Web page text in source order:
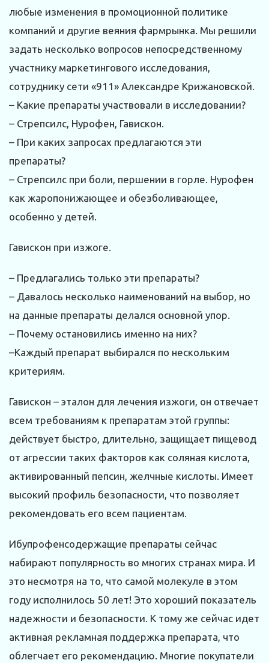
любые изменения в промоционной политике
компаний и другие веяния фармрынка. Мы решили
задать несколько вопросов непосредственному
участнику маркетингового исследования,
сотруднику сети «911» Александре Крижановской.
– Какие препараты участвовали в исследовании?
– Стрепсилс, Нурофен, Гавискон.
– При каких запросах предлагаются эти
препараты?
– Стрепсилс при боли, першении в горле. Нурофен
как жаропонижающее и обезболивающее,
особенно у детей.
Гавискон при изжоге.
– Предлагались только эти препараты?
– Давалось несколько наименований на выбор, но
на данные препараты делался основной упор.
– Почему остановились именно на них?
–Каждый препарат выбирался по нескольким
критериям.
Гавискон – эталон для лечения изжоги, он отвечает
всем требованиям к препаратам этой группы:
действует быстро, длительно, защищает пищевод
от агрессии таких факторов как соляная кислота,
активированный пепсин, желчные кислоты. Имеет
высокий профиль безопасности, что позволяет
рекомендовать его всем пациентам.
Ибупрофенсодержащие препараты сейчас
набирают популярность во многих странах мира. И
это несмотря на то, что самой молекуле в этом
году исполнилось 50 лет! Это хороший показатель
надежности и безопасности. К тому же сейчас идет
активная рекламная поддержка препарата, что
облегчает его рекомендацию. Многие покупатели